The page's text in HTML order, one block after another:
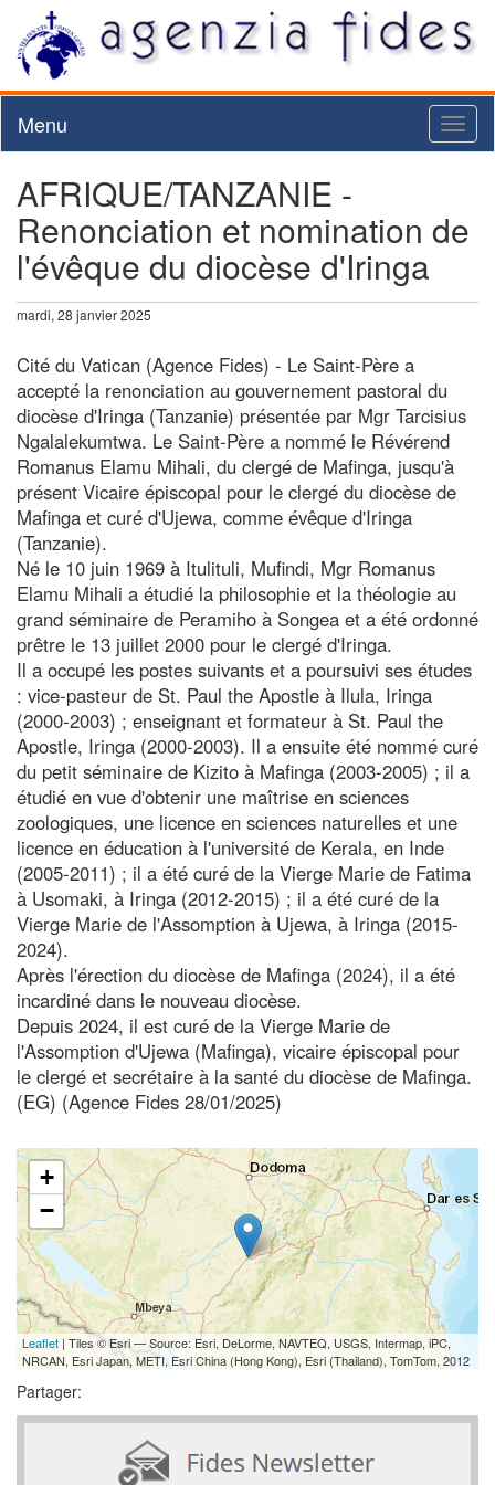
Menu
AFRIQUE/TANZANIE -
Renonciation et nomination de
l'évêque du diocèse d'Iringa
mardi, 28 janvier 2025
Cité du Vatican (Agence Fides) - Le Saint-Père a
accepté la renonciation au gouvernement pastoral du
diocèse d'Iringa (Tanzanie) présentée par Mgr Tarcisius
Ngalalekumtwa. Le Saint-Père a nommé le Révérend
Romanus Elamu Mihali, du clergé de Mafinga, jusqu'à
présent Vicaire épiscopal pour le clergé du diocèse de
Mafinga et curé d'Ujewa, comme évêque d'Iringa
(Tanzanie).
Né le 10 juin 1969 à Itulituli, Mufindi, Mgr Romanus
Elamu Mihali a étudié la philosophie et la théologie au
grand séminaire de Peramiho à Songea et a été ordonné
prêtre le 13 juillet 2000 pour le clergé d'Iringa.
Il a occupé les postes suivants et a poursuivi ses études
: vice-pasteur de St. Paul the Apostle à Ilula, Iringa
(2000-2003) ; enseignant et formateur à St. Paul the
Apostle, Iringa (2000-2003). Il a ensuite été nommé curé
du petit séminaire de Kizito à Mafinga (2003-2005) ; il a
étudié en vue d'obtenir une maîtrise en sciences
zoologiques, une licence en sciences naturelles et une
licence en éducation à l'université de Kerala, en Inde
(2005-2011) ; il a été curé de la Vierge Marie de Fatima
à Usomaki, à Iringa (2012-2015) ; il a été curé de la
Vierge Marie de l'Assomption à Ujewa, à Iringa (2015-
2024).
Après l'érection du diocèse de Mafinga (2024), il a été
incardiné dans le nouveau diocèse.
Depuis 2024, il est curé de la Vierge Marie de
l'Assomption d'Ujewa (Mafinga), vicaire épiscopal pour
le clergé et secrétaire à la santé du diocèse de Mafinga.
(EG) (Agence Fides 28/01/2025)
+
−
Leaflet | Tiles © Esri — Source: Esri, DeLorme, NAVTEQ, USGS, Intermap, iPC,
NRCAN, Esri Japan, METI, Esri China (Hong Kong), Esri (Thailand), TomTom, 2012
Partager: